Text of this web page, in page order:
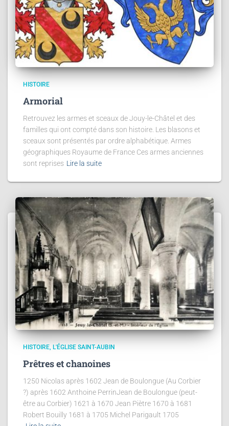
HISTOIRE
Armorial
Retrouvez les armes et sceaux de Jouy-le-Châtel et des
familles qui ont compté dans son histoire. Les blasons et
sceaux sont présentés par ordre alphabétique. Armes
géographiques Royaume de France Ces armes anciennes
sont reprises Lire la suite
HISTOIRE L'ÉGLISE SAINT-AUBIN
Prêtres et chanoines
1250 Nicolas après 1602 Jean de Boulongue (Au Corbier
?) après 1602 Anthoine PerrinJean de Boulongue (peut-
être au Corbier) 1621 à 1670 Jean Piètre 1670 à 1681
Robert Bouilly 1681 à 1705 Michel Parigault 1705